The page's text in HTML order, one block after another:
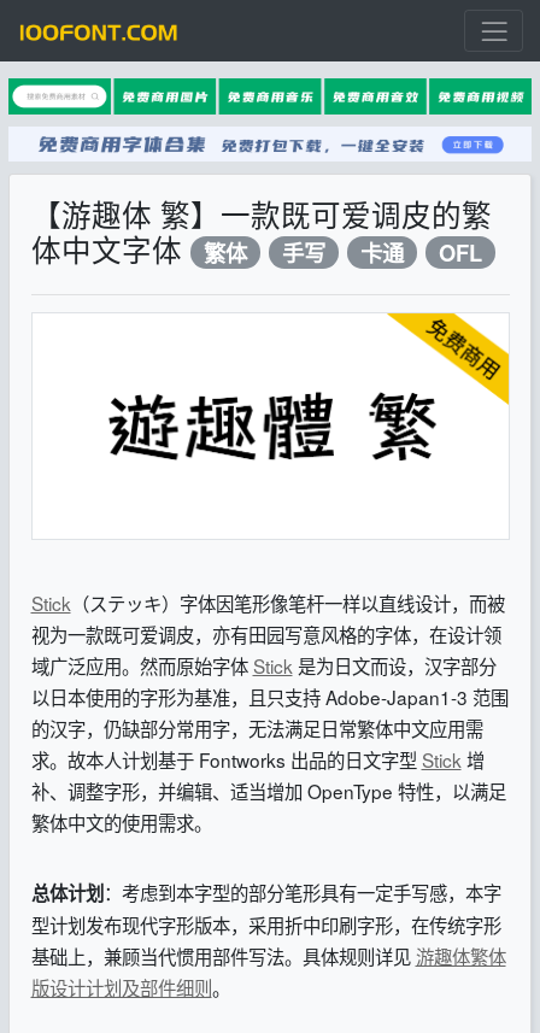
【游趣体 繁】一款既可爱调皮的繁
体中文字体
繁体 手写 卡通 OFL
Stick （ステッキ）字体因笔形像笔杆一样以直线设计，而被
视为一款既可爱调皮，亦有田园写意风格的字体，在设计领
域广泛应用。然而原始字体Stick 是为日文而设，汉字部分
以日本使用的字形为基准，且只支持 Adobe-Japan1-3 范围
的汉字，仍缺部分常用字，无法满足日常繁体中文应用需
求。故本人计划基于 Fontworks 出品的日文字型 Stick 增
补、调整字形，并编辑、适当增加 OpenType 特性，以满足
繁体中文的使用需求。
总体计划：考虑到本字型的部分笔形具有一定手写感，本字
型计划发布现代字形版本，采用折中印刷字形，在传统字形
基础上，兼顾当代惯用部件写法。具体规则详见 游趣体繁体
版设计计划及部件细则。